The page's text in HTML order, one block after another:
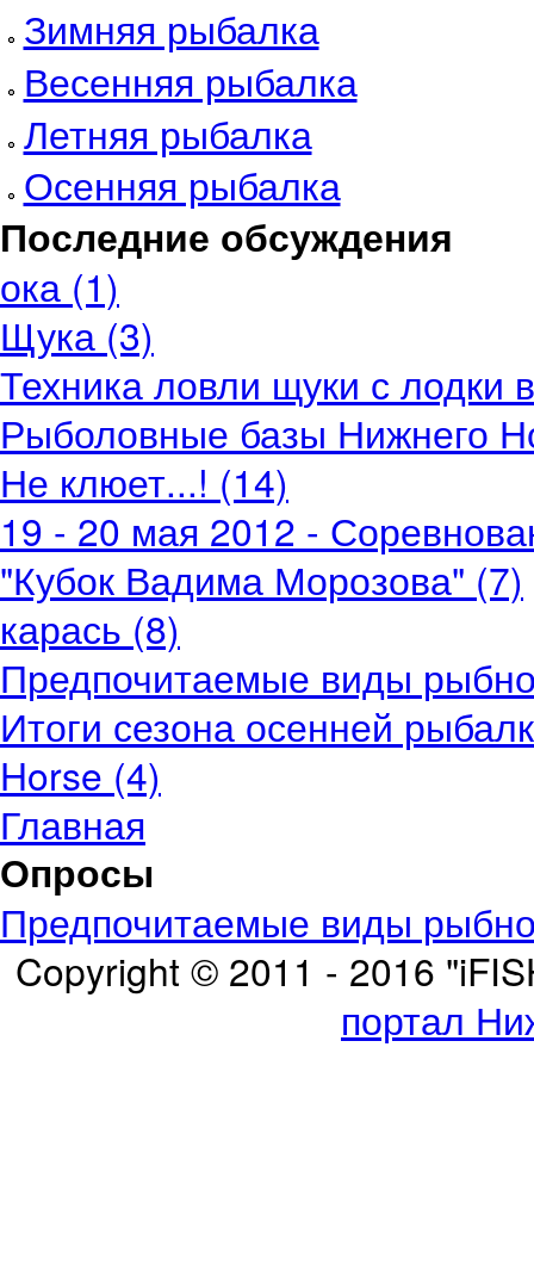
Зимняя рыбалка
Весенняя рыбалка
Летняя рыбалка
Осенняя рыбалка
Последние обсуждения
ока (1)
Щука (3)
Техника ловли щуки с лодки
Рыболовные базы Нижнего
Не клюет...! (14)
19 - 20 мая 2012 -
"Кубок Вадима Морозова" (7)
карась (8)
Предпочитаемые виды
Итоги сезона осенней
Horse (4)
Главная
Опросы
Предпочитаемые виды
Copyright © 2011 - 2016
портал